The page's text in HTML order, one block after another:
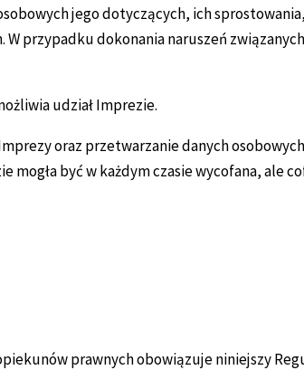
jego dotyczących, ich
przypadku dokonania naruszeń
udział Imprezie.
oraz przetwarzanie danych
być w każdym czasie wycofana, ale
prawnych obowiązuje niniejszy